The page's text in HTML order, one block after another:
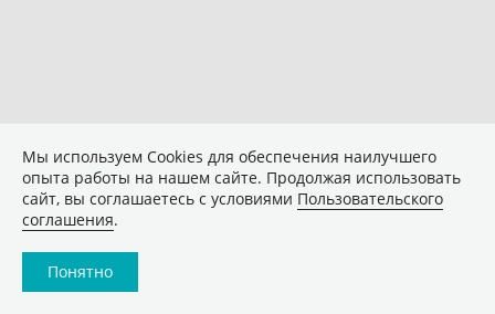
Мы используем Сookies для обеспечения наилучшего
опыта работы на нашем сайте. Продолжая использовать
сайт, вы соглашаетесь с условиями Пользовательского
соглашения.
Понятно